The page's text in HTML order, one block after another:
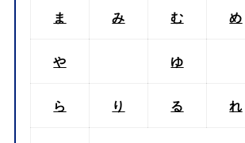
ま み む め
や ゆ
ら り る れ